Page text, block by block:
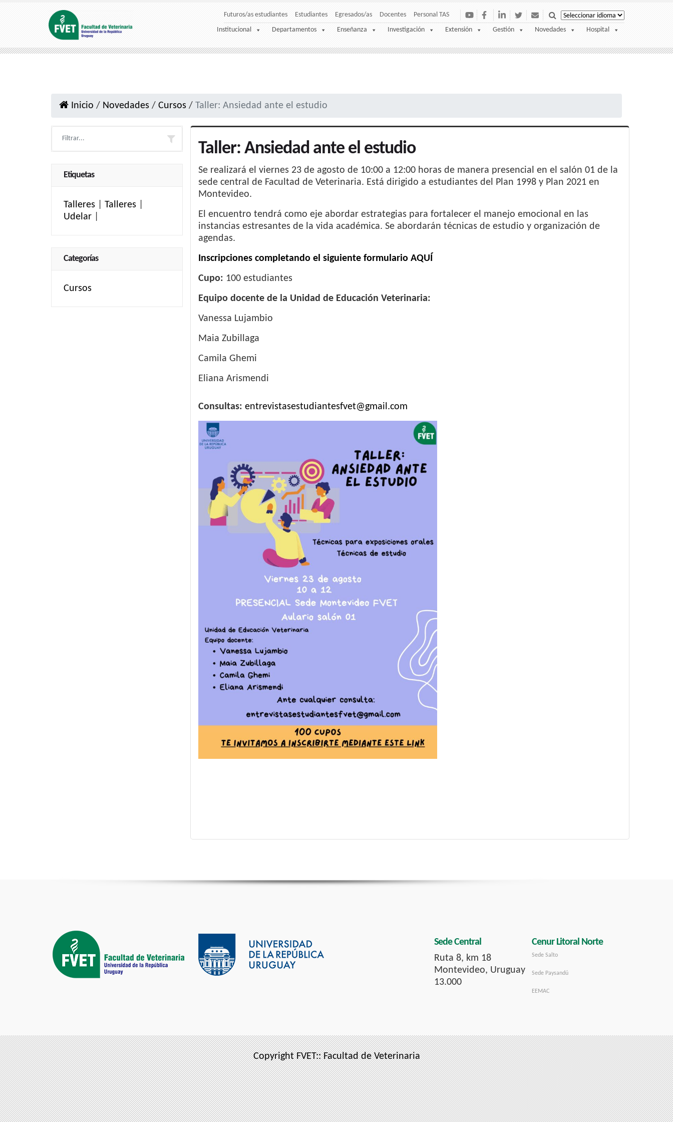
Futuros/as estudiantes Estudiantes Egresados/as Docentes Personal TAS
Institucional Departamentos Enseñanza Investigación Extensión Gestión Novedades Hospital
Inicio / Novedades / Cursos / Taller: Ansiedad ante el estudio
Etiquetas
Talleres Talleres
Udelar
Categorías
Cursos
Taller: Ansiedad ante el estudio
Se realizará el viernes 23 de agosto de 10:00 a 12:00 horas de manera presencial en el salón 01 de la
sede central de Facultad de Veterinaria. Está dirigido a estudiantes del Plan 1998 y Plan 2021 en
Montevideo.
El encuentro tendrá como eje abordar estrategias para fortalecer el manejo emocional en las
instancias estresantes de la vida académica. Se abordarán técnicas de estudio y organización de
agendas.
Inscripciones completando el siguiente formulario AQUÍ
Cupo: 100 estudiantes
Equipo docente de la Unidad de Educación Veterinaria:
Vanessa Lujambio
Maia Zubillaga
Camila Ghemi
Eliana Arismendi
Consultas: entrevistasestudiantesfvet@gmail.com
Sede Central
Ruta 8, km 18
Montevideo, Uruguay
13.000
Cenur Litoral Norte
Sede Salto
Sede Paysandú
EEMAC
Copyright FVET:: Facultad de Veterinaria